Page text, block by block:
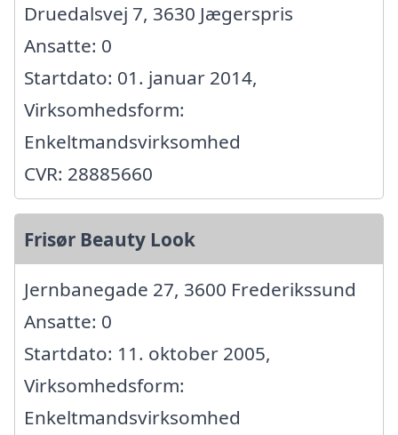
Druedalsvej 7, 3630 Jægerspris
Ansatte: 0
Startdato: 01. januar 2014,
Virksomhedsform:
Enkeltmandsvirksomhed
CVR: 28885660
Frisør Beauty Look
Jernbanegade 27, 3600 Frederikssund
Ansatte: 0
Startdato: 11. oktober 2005,
Virksomhedsform:
Enkeltmandsvirksomhed